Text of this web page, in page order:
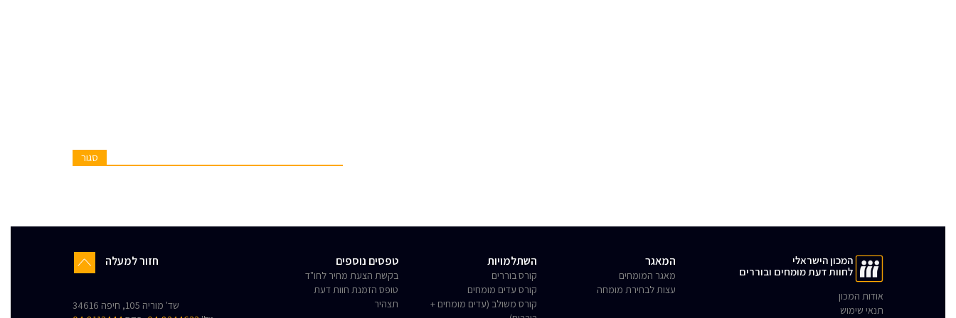
סגור
המכון הישראלי
לחוות דעת מומחים ובוררים
אודות המכון
תנאי שימוש
המאגר
מאגר המומחים
עצות לבחירת מומחה
השתלמויות
קורס בוררים
קורס עדים מומחים
קורס משולב (עדים מומחים +
טפסים נוספים
בקשת הצעת מחיר לחו"ד
טופס הזמנת חוות דעת
תצהיר
חזור למעלה
שד' מוריה 105, חיפה 34616